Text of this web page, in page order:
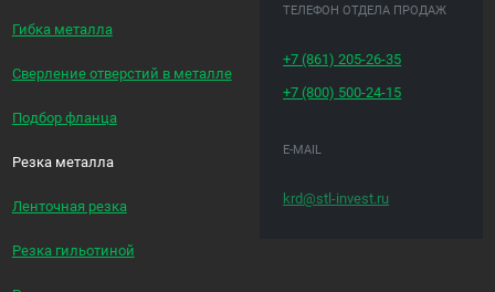
Гибка металла
Сверление отверстий в металле
Подбор фланца
Резка металла
Ленточная резка
Резка гильотиной
ТЕЛЕФОН ОТДЕЛА ПРОДАЖ
+7 (861)205-26-35
+7 (800) 500-24-15
E-MAIL
krd@stl-invest.ru